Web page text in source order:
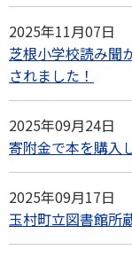
2025年11月07日
芝根小学校読み聞
されました！
2025年09月24日
寄附金で本を購入
2025年09月17日
玉村町立図書館所